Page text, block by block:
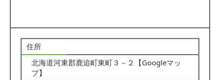
住所
北海道河東郡鹿追町東町３－２【Googleマッ
プ】